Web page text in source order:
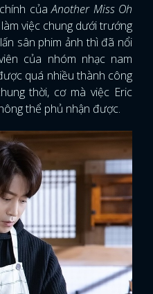
củaAnother Miss Oh
việc chung dưới trướng
sân phim ảnh thì đã nổi
của nhóm nhạc nam
quá nhiều thành công
thời, cơ mà việc Eric
thể phủ nhận được.